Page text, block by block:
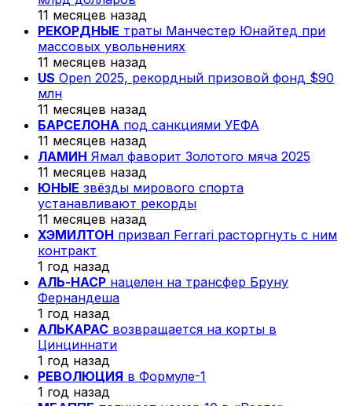
11 месяцев назад
РЕКОРДНЫЕ траты Манчестер Юнайтед при
массовых увольнениях
11 месяцев назад
US Open 2025, рекордный призовой фонд $90
млн
11 месяцев назад
БАРСЕЛОНА под санкциями УЕФА
11 месяцев назад
ЛАМИН Ямал фаворит Золотого мяча 2025
11 месяцев назад
ЮНЫЕ звёзды мирового спорта
устанавливают рекорды
11 месяцев назад
ХЭМИЛТОН призвал Ferrari расторгнуть с ним
контракт
1 год назад
АЛЬ-НАСР нацелен на трансфер Бруну
Фернандеша
1 год назад
АЛЬКАРАС возвращается на корты в
Цинциннати
1 год назад
РЕВОЛЮЦИЯ в Формуле-1
1 год назад